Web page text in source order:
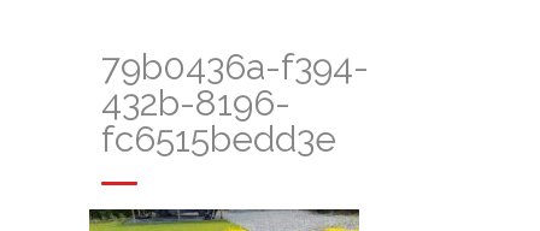
79b0436a-f394-
432b-8196-
fc6515bedd3e